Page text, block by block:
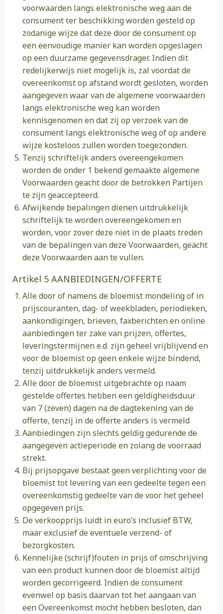
voorwaarden langs elektronische weg aan de
consument ter beschikking worden gesteld op
zodanige wijze dat deze door de consument op
een eenvoudige manier kan worden opgeslagen
op een duurzame gegevensdrager. Indien dit
redelijkerwijs niet mogelijk is, zal voordat de
overeenkomst op afstand wordt gesloten, worden
aangegeven waar van de algemene voorwaarden
langs elektronische weg kan worden
kennisgenomen en dat zij op verzoek van de
consument langs elektronische weg of op andere
wijze kosteloos zullen worden toegezonden.
Tenzij schriftelijk anders overeengekomen
worden de onder 1 bekend gemaakte algemene
Voorwaarden geacht door de betrokken Partijen
te zijn geaccepteerd.
Afwijkende bepalingen dienen uitdrukkelijk
schriftelijk te worden overeengekomen en
worden, voor zover deze niet in de plaats treden
van de bepalingen van deze Voorwaarden, geacht
deze Voorwaarden aan te vullen.
Artikel 5 AANBIEDINGEN/OFFERTE
Alle door of namens de bloemist mondeling of in
prijscouranten, dag- of weekbladen, periodieken,
aankondigingen, brieven, faxberichten en online
aanbiedingen ter zake van prijzen, offertes,
leveringstermijnen e.d. zijn geheel vrijblijvend en
voor de bloemist op geen enkele wijze bindend,
tenzij uitdrukkelijk anders vermeld.
Alle door de bloemist uitgebrachte op naam
gestelde offertes hebben een geldigheidsduur
van 7 (zeven) dagen na de dagtekening van de
offerte, tenzij in de offerte anders is vermeld
Aanbiedingen zijn slechts geldig gedurende de
aangegeven actieperiode en zolang de voorraad
strekt.
Bij prijsopgave bestaat geen verplichting voor de
bloemist tot levering van een gedeelte tegen een
overeenkomstig gedeelte van de voor het geheel
opgegeven prijs.
De verkoopprijs luidt in euro’s inclusief BTW,
maar exclusief de eventuele verzend- of
bezorgkosten.
Kennelijke (schrijf)fouten in prijs of omschrijving
van een product kunnen door de bloemist altijd
worden gecorrigeerd. Indien de consument
evenwel op basis daarvan tot het aangaan van
een Overeenkomst mocht hebben besloten, dan